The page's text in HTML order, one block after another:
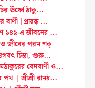
ঊর্ধ্বে ঠাকু...
বাণী |প্রারব্ধ ...
১৪৯-এ জীবনের ...
ও জীবের পরম শক্
চিন্তা, গুরু...
বেদবাণী ও...
পথ | শ্রীশ্রী রামঠ...